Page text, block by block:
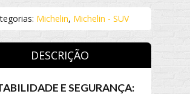
Michelin, Michelin - SUV
DESCRIÇÃO
E SEGURANÇA: